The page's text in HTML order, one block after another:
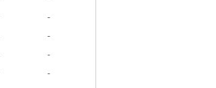
-
-
-
-